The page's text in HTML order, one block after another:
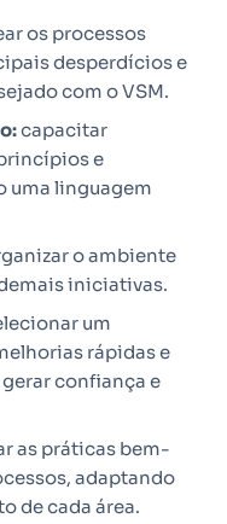
os processos
desperdícios e
com o VSM.
capacitar
e
uma linguagem
o ambiente
iniciativas.
um
rápidas e
confiança e
as práticas bem-
adaptando
de cada área.